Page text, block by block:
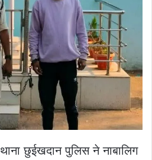
थाना छुईखदान पुलिस ने नाबालिग